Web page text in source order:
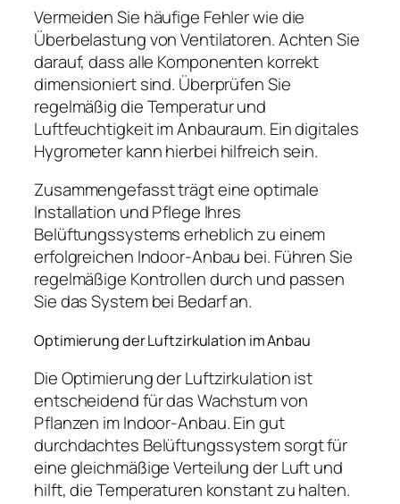
Vermeiden Sie häufige Fehler wie die
Überbelastung von Ventilatoren. Achten Sie
darauf, dass alle Komponenten korrekt
dimensioniert sind. Überprüfen Sie
regelmäßig die Temperatur und
Luftfeuchtigkeit im Anbauraum. Ein digitales
Hygrometer kann hierbei hilfreich sein.
Zusammengefasst trägt eine optimale
Installation und Pflege Ihres
Belüftungssystems erheblich zu einem
erfolgreichen Indoor-Anbau bei. Führen Sie
regelmäßige Kontrollen durch und passen
Sie das System bei Bedarf an.
Optimierung der Luftzirkulation im Anbau
Die Optimierung der Luftzirkulation ist
entscheidend für das Wachstum von
Pflanzen im Indoor-Anbau. Ein gut
durchdachtes Belüftungssystem sorgt für
eine gleichmäßige Verteilung der Luft und
hilft, die Temperaturen konstant zu halten.